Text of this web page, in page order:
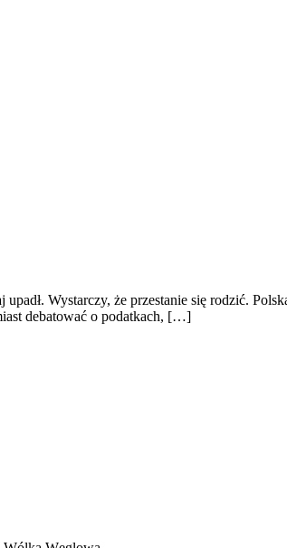
Wystarczy, że przestanie się rodzić.
debatować o podatkach, […]